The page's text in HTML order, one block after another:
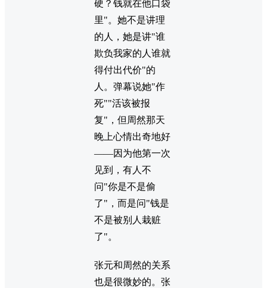
硬？钱就在他口袋
里"。她不是讲理
的人，她是讲"谁
欺负我家的人谁就
得付出代价"的
人。弹幕说她"作
死""活该被报
复"，但周然那天
晚上心情出奇地好
——因为他第一次
见到，有人不
问"你是不是偷
了"，而是问"钱是
不是被别人栽赃
了"。
张元和周然的关系
也是很微妙的。张